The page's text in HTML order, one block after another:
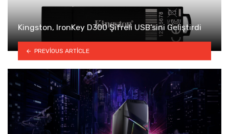
Kingston, IronKey D300 Şifreli USB’sini Geliştirdi
PREVIOUS ARTICLE